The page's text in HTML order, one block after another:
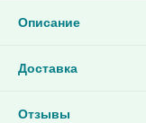
Описание
Доставка
Отзывы